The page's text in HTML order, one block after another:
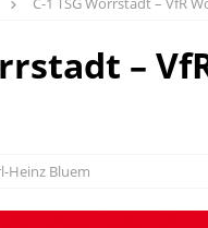
–
Heinz Bluem